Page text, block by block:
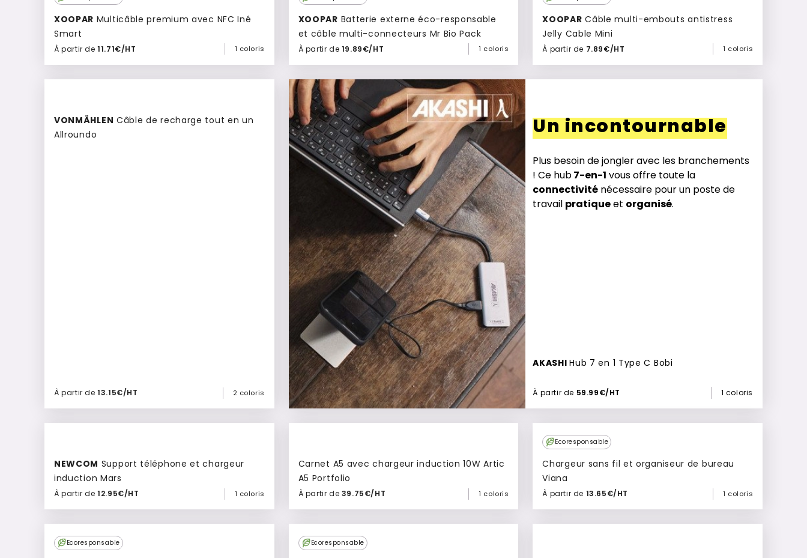
XOOPAR
Smart
À partir de11.71€/HT 1 coloris
Ajouter à mon devis
XOOPAR
et câble multi-connecteurs Mr Bio Pack
À partir de 19.89€/HT 1 coloris
Ajouter à mon devis
XOOPAR Câble multi-embouts antistress
Jelly Cable Mini
À partir de 7.89€/HT 1 coloris
Ajouter à mon devis
VONMÄHLEN
Allroundo
À partir de13.15€/HT 2 coloris
Ajouter à mon devis
Un incontournable
Plus besoin de jongler avec les branchements
! Ce hub7-en-1 vous offre toute la
connectivité nécessaire pour un poste de
travail pratiqueet organisé.
AKASHIHub 7 en 1 Type C Bobi
À partir de 59.99€/HT 1 coloris
NEWCOM
induction Mars
À partir de12.95€/HT 1 coloris
Ajouter à mon devis
Carnet A5 avec chargeur induction 10W Artic
A5 Portfolio
À partir de 39.75€/HT 1 coloris
Ajouter à mon devis
Ecoresponsable
Chargeur sans fil et organiseur de bureau
Viana
À partir de 13.65€/HT 1 coloris
Ajouter à mon devis
Ecoresponsable Ecoresponsable